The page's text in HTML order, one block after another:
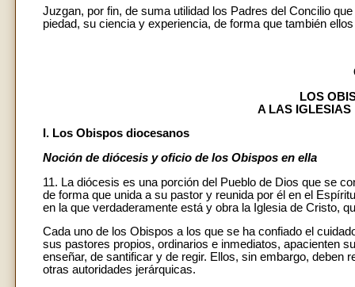
Juzgan, por fin, de suma utilidad los Padres del Concilio
piedad, su ciencia y experiencia, de forma que también
LOS
A LAS IGLESIAS
I. Los Obispos diocesanos
Noción de diócesis y oficio de los Obispos en ella
11. La diócesis es una porción del Pueblo de Dios que se
de forma que unida a su pastor y reunida por él en el
en la que verdaderamente está y obra la Iglesia de Cristo,
Cada uno de los Obispos a los que se ha confiado el
sus pastores propios, ordinarios e inmediatos, apacienten
enseñar, de santificar y de regir. Ellos, sin embargo,
otras autoridades jerárquicas.